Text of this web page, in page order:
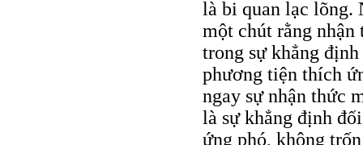
là bi quan lạc lõng.
một chút rằng nhận
trong sự khẳng
phương tiện thích
ngay sự nhận thức
là sự khẳng định
ứng phó, không